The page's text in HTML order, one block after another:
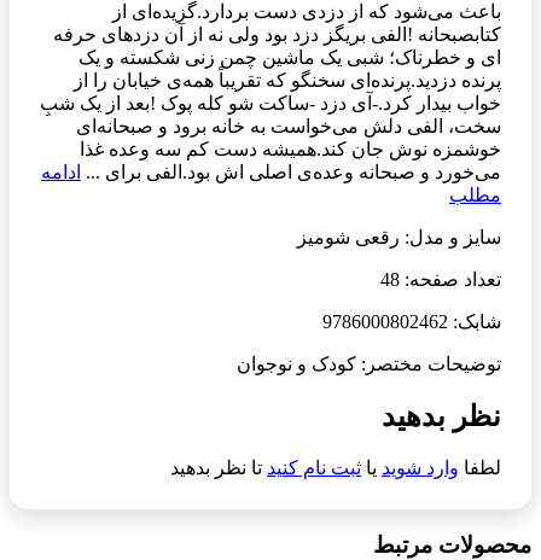
باعث می‌شود که از دزدی دست بردارد.گزیده‌ای از
کتابصبحانه !الفی بریگز دزد بود ولی نه از آن دزدهای حرفه
ای و خطرناک؛ شبی یک ماشین چمن زنی شکسته و یک
پرنده دزدید.پرنده‌ای سخنگو که تقریباً همه‌ی خیابان را از
خواب بیدار کرد.-آی دزد -ساکت شو کله پوک !بعد از یک شبِ
سخت، الفی دلش می‌خواست به خانه برود و صبحانه‌ای
خوشمزه نوش جان کند.همیشه دست کم سه وعده غذا
می‌خورد و صبحانه وعده‌ی اصلی اش بود.الفی برای ... ادامه
مطلب
سایز و مدل: رقعی شومیز
تعداد صفحه: 48
شابک: 9786000802462
توضیحات مختصر: کودک و نوجوان
نظر بدهید
لطفا وارد شوید یا ثبت نام کنید تا نظر بدهید
محصولات مرتبط